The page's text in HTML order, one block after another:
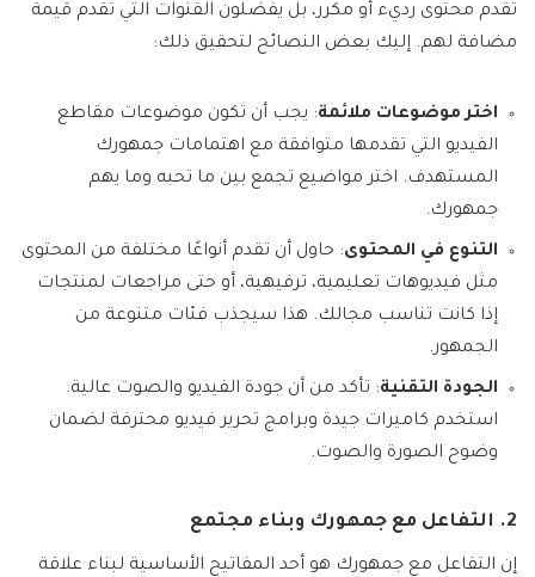
تقدم محتوى رديء أو مكرر، بل يفضلون القنوات التي تقدم قيمة
مضافة لهم. إليك بعض النصائح لتحقيق ذلك:
اختر موضوعات ملائمة: يجب أن تكون موضوعات مقاطع
الفيديو التي تقدمها متوافقة مع اهتمامات جمهورك
المستهدف. اختر مواضيع تجمع بين ما تحبه وما يهم
جمهورك.
التنوع في المحتوى: حاول أن تقدم أنواعًا مختلفة من المحتوى
مثل فيديوهات تعليمية، ترفيهية، أو حتى مراجعات لمنتجات
إذا كانت تناسب مجالك. هذا سيجذب فئات متنوعة من
الجمهور.
الجودة التقنية: تأكد من أن جودة الفيديو والصوت عالية.
استخدم كاميرات جيدة وبرامج تحرير فيديو محترفة لضمان
وضوح الصورة والصوت.
2. التفاعل مع جمهورك وبناء مجتمع
إن التفاعل مع جمهورك هو أحد المفاتيح الأساسية لبناء علاقة